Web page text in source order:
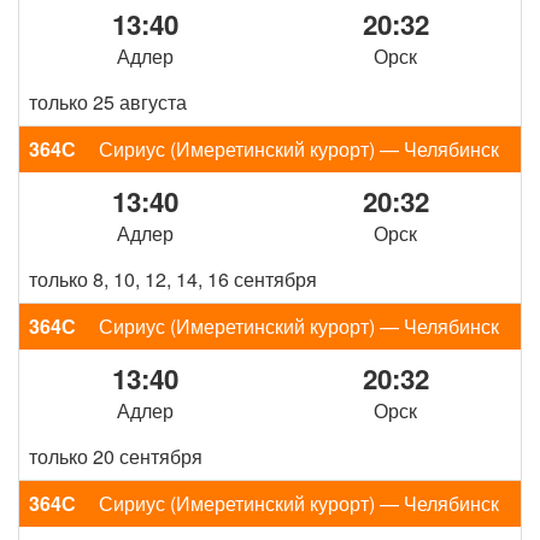
13:40
Адлер
20:32
Орск
только 25 августа
364С
Сириус (Имеретинский курорт) — Челябинск
13:40
Адлер
20:32
Орск
только 8, 10, 12, 14, 16 сентября
364С
Сириус (Имеретинский курорт) — Челябинск
13:40
Адлер
20:32
Орск
только 20 сентября
364С
Сириус (Имеретинский курорт) — Челябинск